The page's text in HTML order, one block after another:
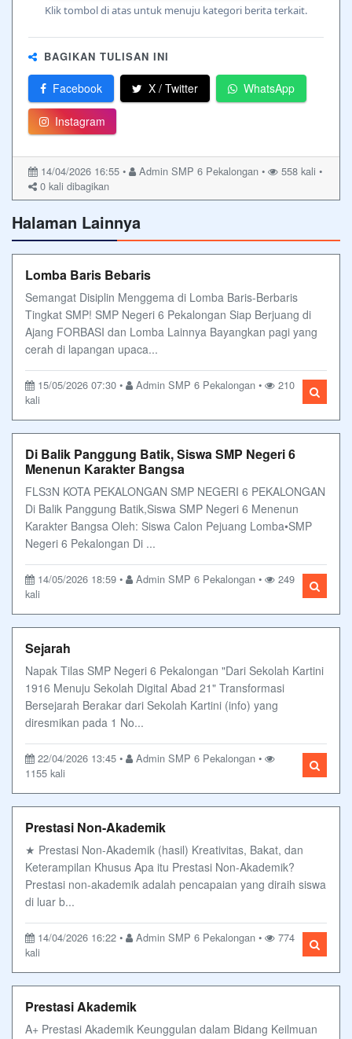
Klik tombol di atas untuk menuju kategori berita terkait.
BAGIKAN TULISAN INI
Facebook X / Twitter WhatsApp
Instagram
14/04/2026 16:55 • Admin SMP 6 Pekalongan •
558 kali •
0 kali dibagikan
Halaman Lainnya
Lomba Baris Bebaris
Semangat Disiplin Menggema di Lomba Baris-Berbaris
Tingkat SMP! SMP Negeri 6 Pekalongan Siap Berjuang di
Ajang FORBASI dan Lomba Lainnya Bayangkan pagi yang
cerah di lapangan upaca...
15/05/2026 07:30 • Admin SMP 6 Pekalongan •
210
kali
Di Balik Panggung Batik, Siswa SMP Negeri 6
Menenun Karakter Bangsa
FLS3N KOTA PEKALONGAN SMP NEGERI 6 PEKALONGAN
Di Balik Panggung Batik,Siswa SMP Negeri 6 Menenun
Karakter Bangsa Oleh: Siswa Calon Pejuang Lomba•SMP
Negeri 6 Pekalongan Di ...
14/05/2026 18:59 • Admin SMP 6 Pekalongan •
249
kali
Sejarah
Napak Tilas SMP Negeri 6 Pekalongan "Dari Sekolah Kartini
1916 Menuju Sekolah Digital Abad 21" Transformasi
Bersejarah Berakar dari Sekolah Kartini (info) yang
diresmikan pada 1 No...
22/04/2026 13:45 •
Admin SMP 6 Pekalongan •
1155 kali
Prestasi Non-Akademik
★ Prestasi Non-Akademik (hasil) Kreativitas, Bakat, dan
Keterampilan Khusus Apa itu Prestasi Non-Akademik?
Prestasi non-akademik adalah pencapaian yang diraih siswa
di luar b...
14/04/2026 16:22 • Admin SMP 6 Pekalongan •
774
kali
Prestasi Akademik
A+ Prestasi Akademik Keunggulan dalam Bidang Keilmuan